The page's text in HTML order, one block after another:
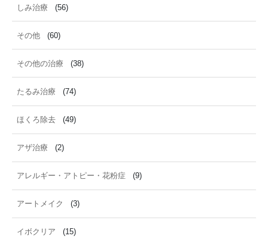
しみ治療 (56)
その他 (60)
その他の治療 (38)
たるみ治療 (74)
ほくろ除去 (49)
アザ治療 (2)
アレルギー・アトピー・花粉症 (9)
アートメイク (3)
イボクリア (15)